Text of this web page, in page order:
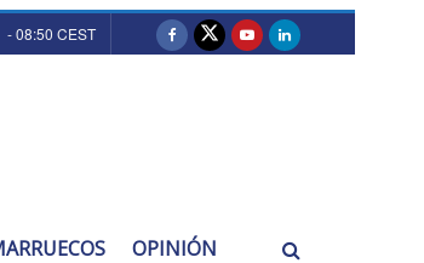
08:50 CEST
OPINIÓN